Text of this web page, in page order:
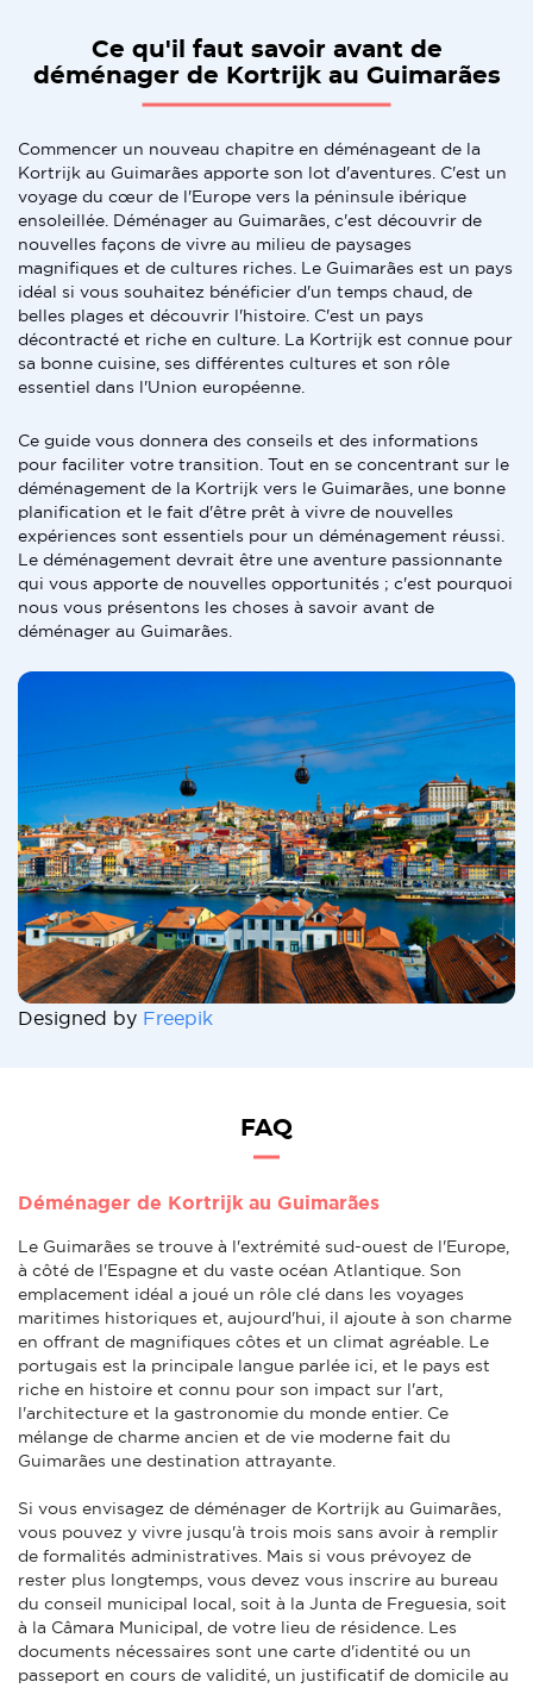
Ce qu'il faut savoir avant de
déménager de Kortrijk au Guimarães
Commencer un nouveau chapitre en déménageant de la
Kortrijk au Guimarães apporte son lot d'aventures. C'est un
voyage du cœur de l'Europe vers la péninsule ibérique
ensoleillée. Déménager au Guimarães, c'est découvrir de
nouvelles façons de vivre au milieu de paysages
magnifiques et de cultures riches. Le Guimarães est un pays
idéal si vous souhaitez bénéficier d'un temps chaud, de
belles plages et découvrir l'histoire. C'est un pays
décontracté et riche en culture. La Kortrijk est connue pour
sa bonne cuisine, ses différentes cultures et son rôle
essentiel dans l'Union européenne.
Ce guide vous donnera des conseils et des informations
pour faciliter votre transition. Tout en se concentrant sur le
déménagement de la Kortrijk vers le Guimarães, une bonne
planification et le fait d'être prêt à vivre de nouvelles
expériences sont essentiels pour un déménagement réussi.
Le déménagement devrait être une aventure passionnante
qui vous apporte de nouvelles opportunités ; c'est pourquoi
nous vous présentons les choses à savoir avant de
déménager au Guimarães.
Designed by Freepik
FAQ
Déménager de Kortrijk au Guimarães
Le Guimarães se trouve à l'extrémité sud-ouest de l'Europe,
à côté de l'Espagne et du vaste océan Atlantique. Son
emplacement idéal a joué un rôle clé dans les voyages
maritimes historiques et, aujourd'hui, il ajoute à son charme
en offrant de magnifiques côtes et un climat agréable. Le
portugais est la principale langue parlée ici, et le pays est
riche en histoire et connu pour son impact sur l'art,
l'architecture et la gastronomie du monde entier. Ce
mélange de charme ancien et de vie moderne fait du
Guimarães une destination attrayante.
Si vous envisagez de déménager de Kortrijk au Guimarães,
vous pouvez y vivre jusqu'à trois mois sans avoir à remplir
de formalités administratives. Mais si vous prévoyez de
rester plus longtemps, vous devez vous inscrire au bureau
du conseil municipal local, soit à la Junta de Freguesia, soit
à la Câmara Municipal, de votre lieu de résidence. Les
documents nécessaires sont une carte d'identité ou un
passeport en cours de validité, un justificatif de domicile au